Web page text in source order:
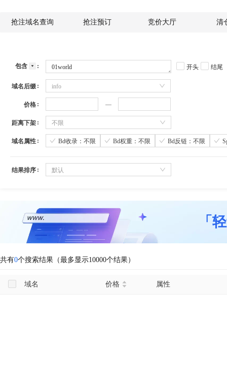
抢注域名查询 抢注预订 竞价大厅 清
包含 开头 结尾
域名后缀 info
价格
距离下架 不限
域名属性 Bd收录：不限 Bd权重：不限 Bd反链：不限
结果排序 默认
「
共有0个搜索结果（最多显示10000个结果）
域名 价格 属性